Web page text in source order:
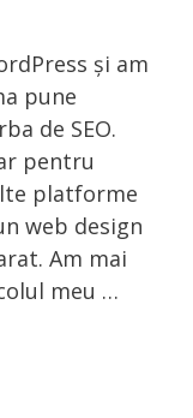
și am
pune
de SEO.
pentru
platforme
web design
Am mai
meu …